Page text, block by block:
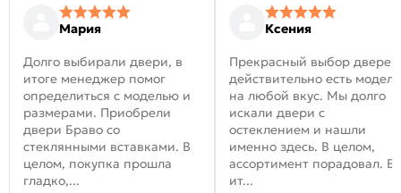
Мария
Долго выбирали двери, в
итоге менеджер помог
определиться с моделью и
размерами. Приобрели
двери Браво со
стеклянными вставками. В
целом, покупка прошла
гладко,...
Ксения
Прекрасный выбор
действительно есть модели
на любой вкус. Мы долго
искали двери с
остеклением и нашли
именно здесь. В целом,
ассортимент порадовал. В
ит...